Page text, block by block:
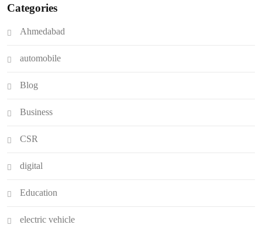
Categories
Ahmedabad
automobile
Blog
Business
CSR
digital
Education
electric vehicle